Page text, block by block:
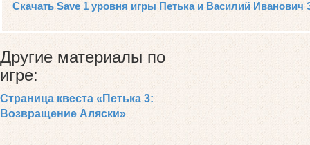
Скачать Save 1 уровня игры Петька и Василий
Другие материалы по
игре:
Страница квеста «Петька 3:
Возвращение Аляски»